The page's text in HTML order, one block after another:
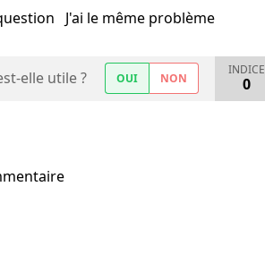
J'ai le même problème
elle utile ? OUI NON
INDICE
0